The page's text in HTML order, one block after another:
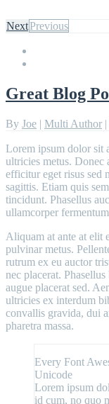
NextPrevious
Great Blog
By Joe | Multi Author |
Lorem ipsum dolor sit
ultricies metus. Donec
efficitur eget risus sed
sagittis. Etiam quis
tincidunt. Phasellus
ullamcorper
Aliquam at ante at elit
pulvinar metus.
rutrum ex eu auctor
nec placerat.
augue placerat sed.
ultricies ex interdum
convallis gravida, dui
pharetra massa.
Every Font
Unicode
Lorem ipsum
id cum, no quo